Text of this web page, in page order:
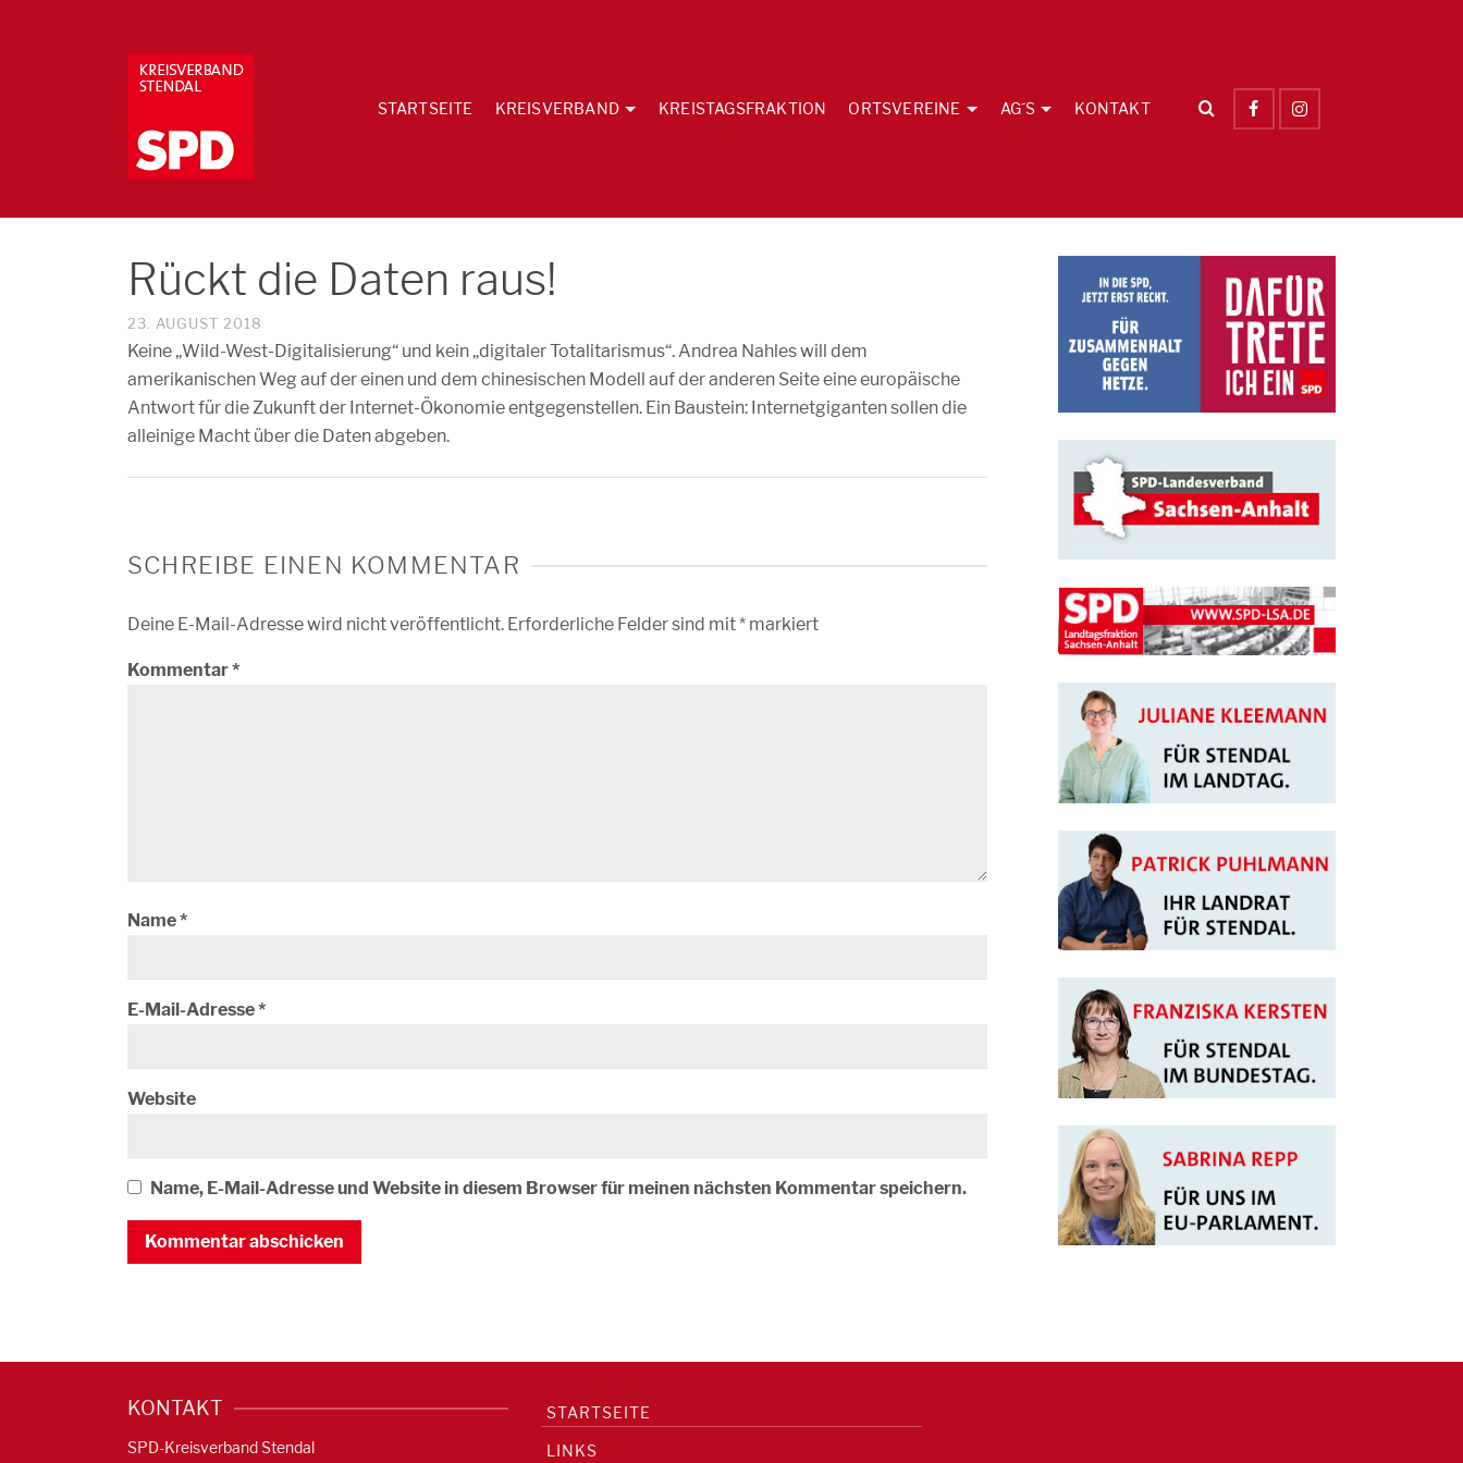
STARTSEITE KREISVERBAND KREISTAGSFRAKTION ORTSVEREINE AG´S KONTAKT
Rückt die Daten raus!
23. AUGUST 2018
Keine „Wild-West-Digitalisierung“ und kein „digitaler Totalitarismus“. Andrea Nahles will dem
amerikanischen Weg auf der einen und dem chinesischen Modell auf der anderen Seite eine europäische
Antwort für die Zukunft der Internet-Ökonomie entgegenstellen. Ein Baustein: Internetgiganten sollen die
alleinige Macht über die Daten abgeben.
SCHREIBE EINEN KOMMENTAR
Deine E-Mail-Adresse wird nicht veröffentlicht. Erforderliche Felder sind mit* markiert
Kommentar*
Name*
E-Mail-Adresse*
Website
Name, E-Mail-Adresse und Website in diesem Browser für meinen nächsten Kommentar speichern.
KONTAKT
SPD-Kreisverband Stendal
STARTSEITE
LINKS